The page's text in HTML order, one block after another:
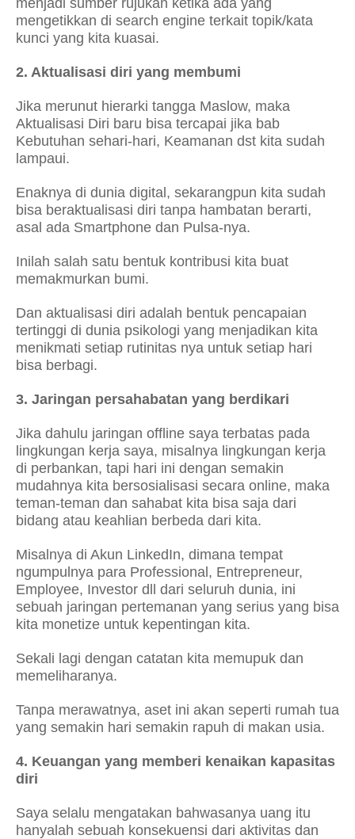
menjadi sumber rujukan ketika ada yang
mengetikkan di search engine terkait topik/kata
kunci yang kita kuasai.
2. Aktualisasi diri yang membumi
Jika merunut hierarki tangga Maslow, maka
Aktualisasi Diri baru bisa tercapai jika bab
Kebutuhan sehari-hari, Keamanan dst kita sudah
lampaui.
Enaknya di dunia digital, sekarangpun kita sudah
bisa beraktualisasi diri tanpa hambatan berarti,
asal ada Smartphone dan Pulsa-nya.
Inilah salah satu bentuk kontribusi kita buat
memakmurkan bumi.
Dan aktualisasi diri adalah bentuk pencapaian
tertinggi di dunia psikologi yang menjadikan kita
menikmati setiap rutinitas nya untuk setiap hari
bisa berbagi.
3. Jaringan persahabatan yang berdikari
Jika dahulu jaringan offline saya terbatas pada
lingkungan kerja saya, misalnya lingkungan kerja
di perbankan, tapi hari ini dengan semakin
mudahnya kita bersosialisasi secara online, maka
teman-teman dan sahabat kita bisa saja dari
bidang atau keahlian berbeda dari kita.
Misalnya di Akun LinkedIn, dimana tempat
ngumpulnya para Professional, Entrepreneur,
Employee, Investor dll dari seluruh dunia, ini
sebuah jaringan pertemanan yang serius yang bisa
kita monetize untuk kepentingan kita.
Sekali lagi dengan catatan kita memupuk dan
memeliharanya.
Tanpa merawatnya, aset ini akan seperti rumah tua
yang semakin hari semakin rapuh di makan usia.
4. Keuangan yang memberi kenaikan kapasitas
diri
Saya selalu mengatakan bahwasanya uang itu
hanyalah sebuah konsekuensi dari aktivitas dan